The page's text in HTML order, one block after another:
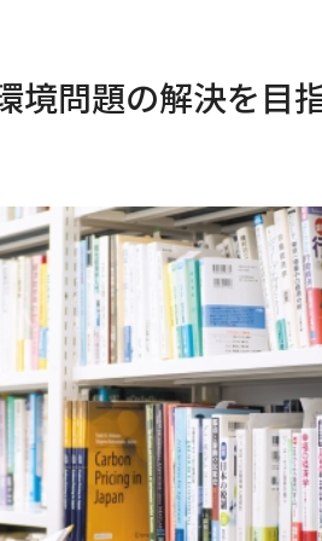
境問題の解決を目